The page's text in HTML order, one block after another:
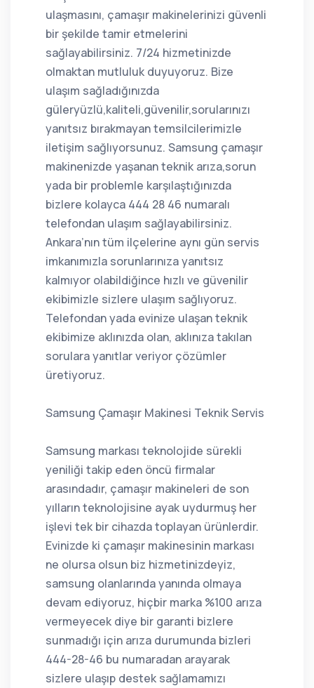
ulaşmasını, çamaşır makinelerinizi güvenli
bir şekilde tamir etmelerini
sağlayabilirsiniz. 7/24 hizmetinizde
olmaktan mutluluk duyuyoruz. Bize
ulaşım sağladığınızda
güleryüzlü,kaliteli,güvenilir,sorularınızı
yanıtsız bırakmayan temsilcilerimizle
iletişim sağlıyorsunuz. Samsung çamaşır
makinenizde yaşanan teknik arıza,sorun
yada bir problemle karşılaştığınızda
bizlere kolayca 444 28 46 numaralı
telefondan ulaşım sağlayabilirsiniz.
Ankara’nın tüm ilçelerine aynı gün servis
imkanımızla sorunlarınıza yanıtsız
kalmıyor olabildiğince hızlı ve güvenilir
ekibimizle sizlere ulaşım sağlıyoruz.
Telefondan yada evinize ulaşan teknik
ekibimize aklınızda olan, aklınıza takılan
sorulara yanıtlar veriyor çözümler
üretiyoruz.
Samsung Çamaşır Makinesi Teknik Servis
Samsung markası teknolojide sürekli
yeniliği takip eden öncü firmalar
arasındadır, çamaşır makineleri de son
yılların teknolojisine ayak uydurmuş her
işlevi tek bir cihazda toplayan ürünlerdir.
Evinizde ki çamaşır makinesinin markası
ne olursa olsun biz hizmetinizdeyiz,
samsung olanlarında yanında olmaya
devam ediyoruz, hiçbir marka %100 arıza
vermeyecek diye bir garanti bizlere
sunmadığı için arıza durumunda bizleri
444-28-46 bu numaradan arayarak
sizlere ulaşıp destek sağlamamızı